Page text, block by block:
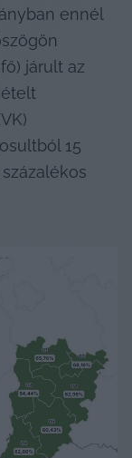
ennél
járult az
15